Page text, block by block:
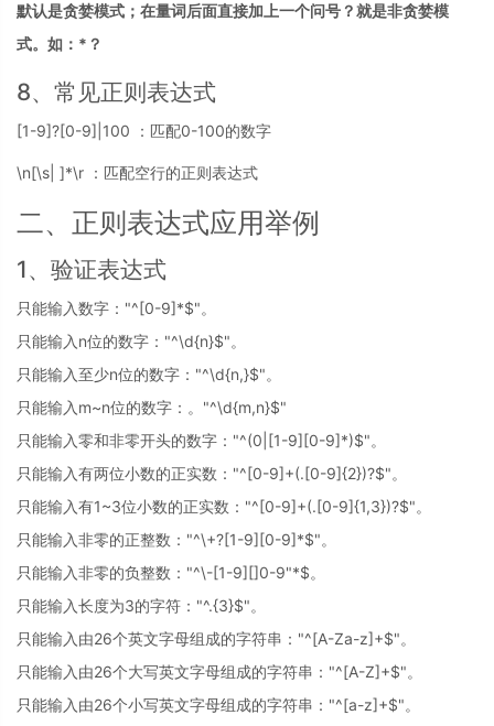
默认是贪婪模式；在量词后面直接加上一个问号？就是非贪婪模
式。如：*？
8、常见正则表达式
[1-9]?[0-9]|100 ：匹配0-100的数字
\n[\s| ]*\r ：匹配空行的正则表达式
二、正则表达式应用举例
1、验证表达式
只能输入数字："^[0-9]*$"。
只能输入n位的数字："^\d{n}$"。
只能输入至少n位的数字："^\d{n,}$"。
只能输入m~n位的数字：。"^\d{m,n}$"
只能输入零和非零开头的数字："^(0|[1-9][0-9]*)$"。
只能输入有两位小数的正实数："^[0-9]+(.[0-9]{2})?$"。
只能输入有1~3位小数的正实数："^[0-9]+(.[0-9]{1,3})?$"。
只能输入非零的正整数："^\+?[1-9][0-9]*$"。
只能输入非零的负整数："^\-[1-9][]0-9"*$。
只能输入长度为3的字符："^.{3}$"。
只能输入由26个英文字母组成的字符串："^[A-Za-z]+$"。
只能输入由26个大写英文字母组成的字符串："^[A-Z]+$"。
只能输入由26个小写英文字母组成的字符串："^[a-z]+$"。